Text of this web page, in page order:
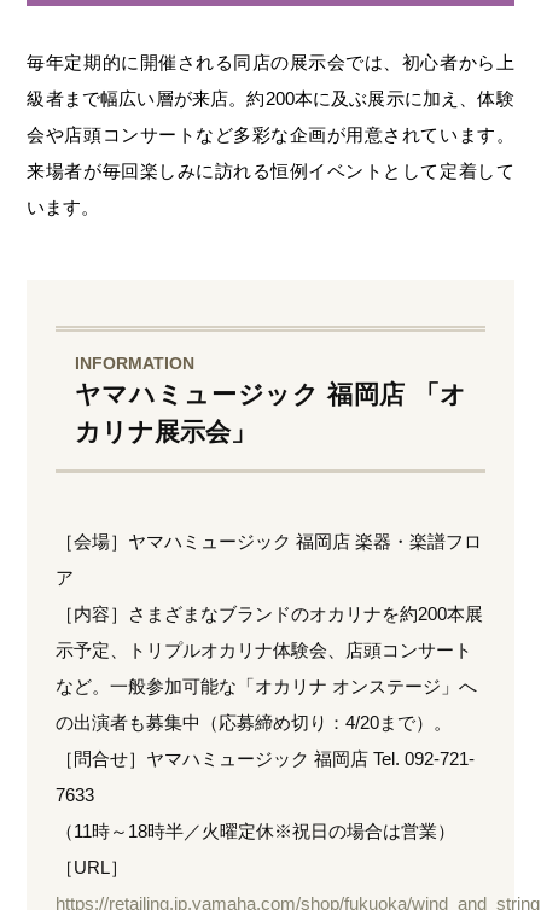
毎年定期的に開催される同店の展示会では、初心者から上
級者まで幅広い層が来店。約200本に及ぶ展示に加え、体験
会や店頭コンサートなど多彩な企画が用意されています。
来場者が毎回楽しみに訪れる恒例イベントとして定着して
います。
INFORMATION
ヤマハミュージック 福岡店 「オ
カリナ展示会」
［会場］ヤマハミュージック 福岡店 楽器・楽譜フロ
ア
［内容］さまざまなブランドのオカリナを約200本展
示予定、トリプルオカリナ体験会、店頭コンサート
など。一般参加可能な「オカリナ オンステージ」へ
の出演者も募集中（応募締め切り：4/20まで）。
［問合せ］ヤマハミュージック 福岡店 Tel. 092-721-
7633
（11時～18時半／火曜定休※祝日の場合は営業）
［URL］
https://retailing.jp.yamaha.com/shop/fukuoka/